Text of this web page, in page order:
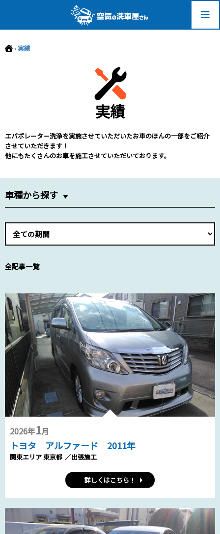
› 実績
実績
エバポレーター洗浄を実施させていただいたお車のほんの一部をご紹介
させていただきます！
他にもたくさんのお車を施工させていただいております。
車種から探す
全記事一覧
2026年1月
トヨタ アルファード 2011年
関東エリア 東京都 ／出張施工
詳しくはこちら！